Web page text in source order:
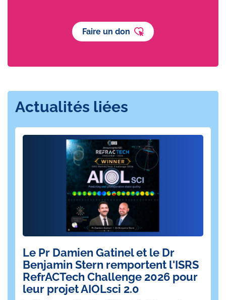
Faire un don
Actualités liées
Le Pr Damien Gatinel et le Dr
Benjamin Stern remportent l'ISRS
RefrACTech Challenge 2026 pour
leur projet AIOLsci 2.0